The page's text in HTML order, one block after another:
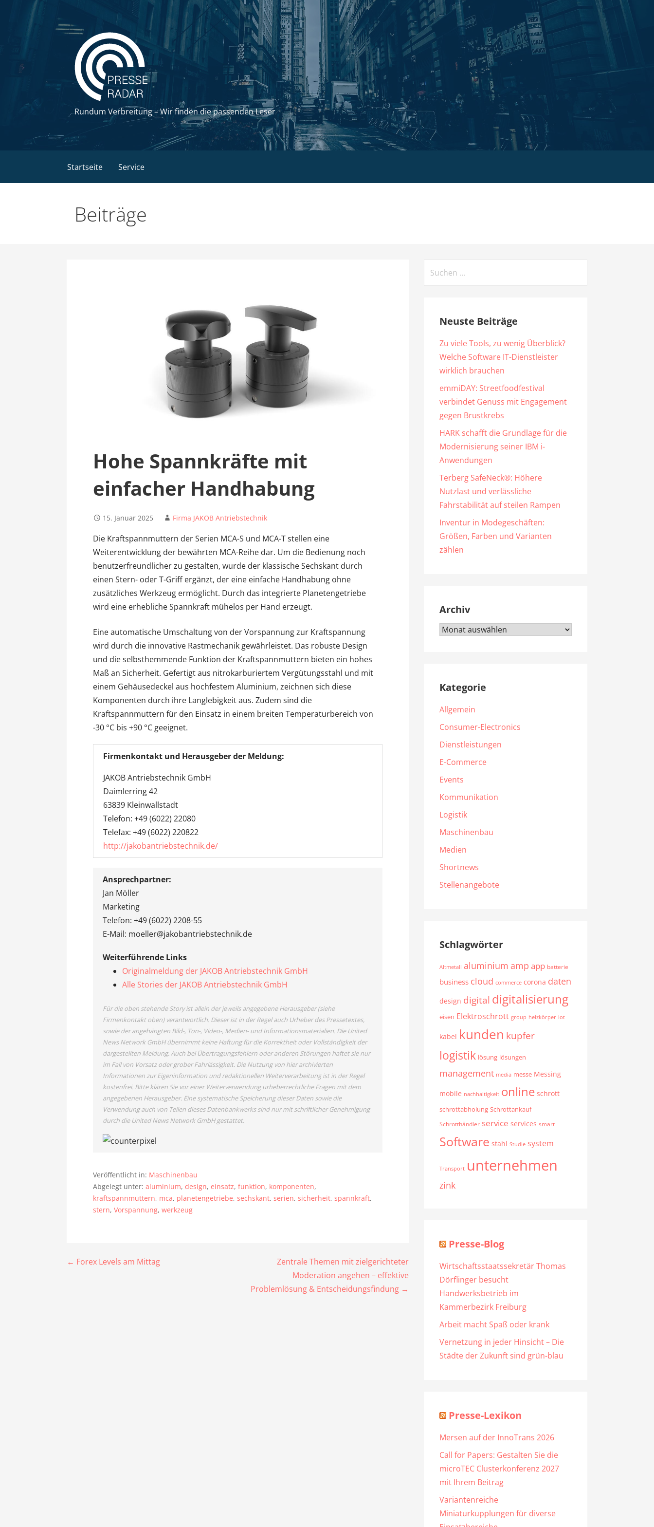
Rundum Verbreitung – Wir finden die passenden Leser
Startseite Service
Beiträge
Hohe Spannkräfte mit
einfacher Handhabung
15. Januar 2025 Firma JAKOB Antriebstechnik
Die Kraftspannmuttern der Serien MCA-S und MCA-T stellen eine
Weiterentwicklung der bewährten MCA-Reihe dar. Um die Bedienung noch
benutzerfreundlicher zu gestalten, wurde der klassische Sechskant durch
einen Stern- oder T-Griff ergänzt, der eine einfache Handhabung ohne
zusätzliches Werkzeug ermöglicht. Durch das integrierte Planetengetriebe
wird eine erhebliche Spannkraft mühelos per Hand erzeugt.
Eine automatische Umschaltung von der Vorspannung zur Kraftspannung
wird durch die innovative Rastmechanik gewährleistet. Das robuste Design
und die selbsthemmende Funktion der Kraftspannmuttern bieten ein hohes
Maß an Sicherheit. Gefertigt aus nitrokarburiertem Vergütungsstahl und mit
einem Gehäusedeckel aus hochfestem Aluminium, zeichnen sich diese
Komponenten durch ihre Langlebigkeit aus. Zudem sind die
Kraftspannmuttern für den Einsatz in einem breiten Temperaturbereich von
-30 °C bis +90 °C geeignet.
Firmenkontakt und Herausgeber der Meldung:
JAKOB Antriebstechnik GmbH
Daimlerring 42
63839 Kleinwallstadt
Telefon: +49 (6022) 22080
Telefax: +49 (6022) 220822
http://jakobantriebstechnik.de/
Ansprechpartner:
Jan Möller
Marketing
Telefon: +49 (6022) 2208-55
E-Mail: moeller@jakobantriebstechnik.de
Weiterführende Links
Originalmeldung der JAKOB Antriebstechnik GmbH
Alle Stories der JAKOB Antriebstechnik GmbH
Für die oben stehende Story ist allein der jeweils angegebene Herausgeber (siehe
Firmenkontakt oben) verantwortlich. Dieser ist in der Regel auch Urheber des Pressetextes,
sowie der angehängten Bild-, Ton-, Video-, Medien- und Informationsmaterialien. Die United
News Network GmbH übernimmt keine Haftung für die Korrektheit oder Vollständigkeit der
dargestellten Meldung. Auch bei Übertragungsfehlern oder anderen Störungen haftet sie nur
im Fall von Vorsatz oder grober Fahrlässigkeit. Die Nutzung von hier archivierten
Informationen zur Eigeninformation und redaktionellen Weiterverarbeitung ist in der Regel
kostenfrei. Bitte klären Sie vor einer Weiterverwendung urheberrechtliche Fragen mit dem
angegebenen Herausgeber. Eine systematische Speicherung dieser Daten sowie die
Verwendung auch von Teilen dieses Datenbankwerks sind nur mit schriftlicher Genehmigung
durch die United News Network GmbH gestattet.
Veröffentlicht in: Maschinenbau
Abgelegt unter:aluminium,design,einsatz,funktion, komponenten,
kraftspannmuttern, mca, planetengetriebe,sechskant,serien,sicherheit,spannkraft,
stern,Vorspannung,werkzeug
Beitragsnavigation
← Forex Levels am Mittag
Zentrale Themen mit zielgerichteter
Moderation angehen – effektive
Problemlösung & Entscheidungsfindung →
Neuste Beiträge
Zu viele Tools, zu wenig Überblick?
Welche Software IT-Dienstleister
wirklich brauchen
emmiDAY: Streetfoodfestival
verbindet Genuss mit Engagement
gegen Brustkrebs
HARK schafft die Grundlage für die
Modernisierung seiner IBM i-
Anwendungen
Terberg SafeNeck®: Höhere
Nutzlast und verlässliche
Fahrstabilität auf steilen Rampen
Inventur in Modegeschäften:
Größen, Farben und Varianten
zählen
Archiv
Archiv
Kategorie
Allgemein
Consumer-Electronics
Dienstleistungen
E-Commerce
Events
Kommunikation
Logistik
Maschinenbau
Medien
Shortnews
Stellenangebote
Schlagwörter
Altmetall aluminium amp app batterie
business cloud commerce corona daten
design digital digitalisierung
eisen Elektroschrott group heizkörper iot
kabel kunden kupfer
logistik lösung lösungen
management media messe Messing
mobile nachhaltigkeit online schrott
schrottabholung Schrottankauf
Schrotthändler service services smart
Software stahl Studie system
Transport unternehmen
zink
Presse-Blog
Wirtschaftsstaatssekretär Thomas
Dörflinger besucht
Handwerksbetrieb im
Kammerbezirk Freiburg
Arbeit macht Spaß oder krank
Vernetzung in jeder Hinsicht – Die
Städte der Zukunft sind grün-blau
Presse-Lexikon
Mersen auf der InnoTrans 2026
Call for Papers: Gestalten Sie die
microTEC Clusterkonferenz 2027
mit Ihrem Beitrag
Variantenreiche
Miniaturkupplungen für diverse